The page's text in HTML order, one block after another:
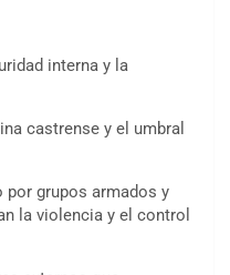
interna y la
castrense y el umbral
por grupos armados y
la violencia y el control